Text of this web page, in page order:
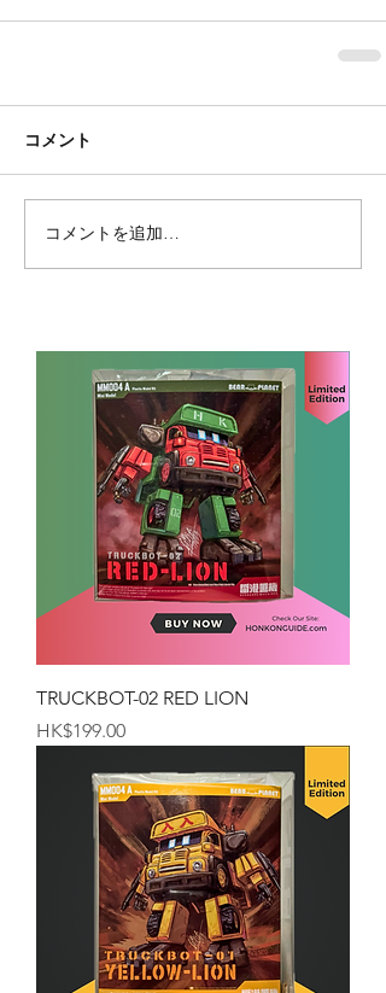
コメント
コメントを追加…
TRUCKBOT-02 RED LION
価格
HK$199.00